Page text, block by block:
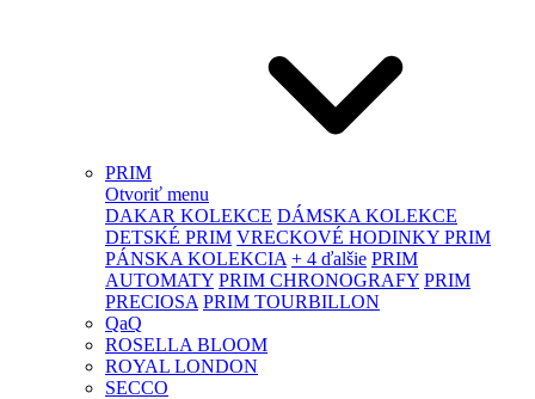
PRIM
Otvoriť menu
DAKAR KOLEKCE DÁMSKA KOLEKCE
DETSKÉ PRIM VRECKOVÉ HODINKY PRIM
PÁNSKA KOLEKCIA + 4 ďalšie PRIM
AUTOMATY PRIM CHRONOGRAFY PRIM
PRECIOSA PRIM TOURBILLON
QaQ
ROSELLA BLOOM
ROYAL LONDON
SECCO